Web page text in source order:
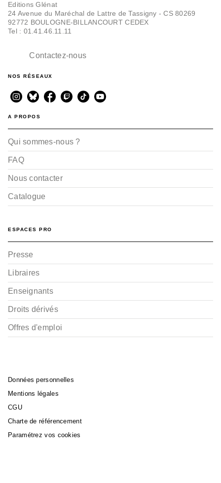
Editions Glénat
24 Avenue du Maréchal de Lattre de Tassigny - CS 80269
92772 BOULOGNE-BILLANCOURT CEDEX
Tel : 01.41.46.11.11
Contactez-nous
NOS RÉSEAUX
A PROPOS
Qui sommes-nous ?
FAQ
Nous contacter
Catalogue
ESPACES PRO
Presse
Libraires
Enseignants
Droits dérivés
Offres d'emploi
Données personnelles
Mentions légales
CGU
Charte de référencement
Paramétrez vos cookies